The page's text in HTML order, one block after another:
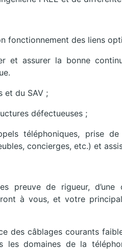
fonctionnement des liens
et assurer la bonne
et du SAV ;
défectueuses ;
téléphoniques, prise
concierges, etc.) et
preuve de rigueur, d’une
à vous, et votre
des câblages courants
les domaines de la